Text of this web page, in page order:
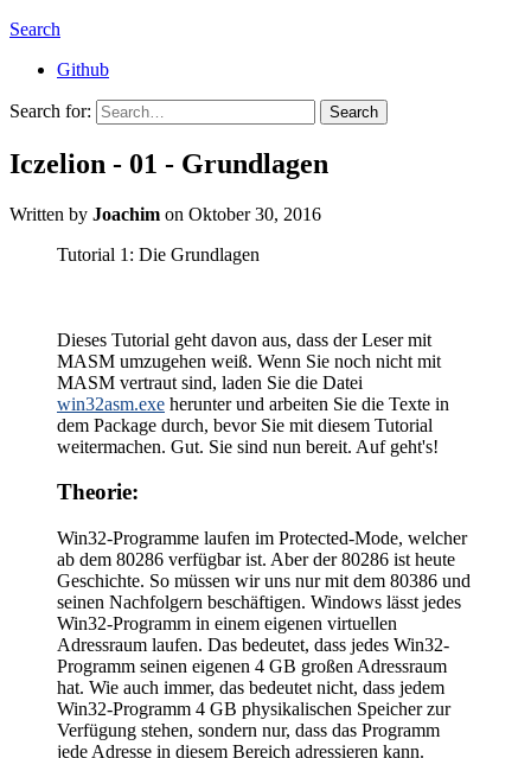
Search
Github
Search for:
Iczelion - 01 - Grundlagen
Written by Joachim on Oktober 30, 2016
Tutorial 1: Die Grundlagen
Dieses Tutorial geht davon aus, dass der Leser mit
MASM umzugehen weiß. Wenn Sie noch nicht mit
MASM vertraut sind, laden Sie die Datei
win32asm.exe herunter und arbeiten Sie die Texte in
dem Package durch, bevor Sie mit diesem Tutorial
weitermachen. Gut. Sie sind nun bereit. Auf geht's!
Theorie:
Win32-Programme laufen im Protected-Mode, welcher
ab dem 80286 verfügbar ist. Aber der 80286 ist heute
Geschichte. So müssen wir uns nur mit dem 80386 und
seinen Nachfolgern beschäftigen. Windows lässt jedes
Win32-Programm in einem eigenen virtuellen
Adressraum laufen. Das bedeutet, dass jedes Win32-
Programm seinen eigenen 4 GB großen Adressraum
hat. Wie auch immer, das bedeutet nicht, dass jedem
Win32-Programm 4 GB physikalischen Speicher zur
Verfügung stehen, sondern nur, dass das Programm
jede Adresse in diesem Bereich adressieren kann.